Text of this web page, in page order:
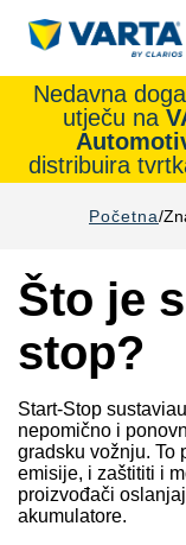
Nedavna
utječu na
distribuira
Početna
Što je
stop?
Start-Stop
nepomično i
gradsku vožnju. To
emisije, i zaštititi i
proizvođači
akumulatore.